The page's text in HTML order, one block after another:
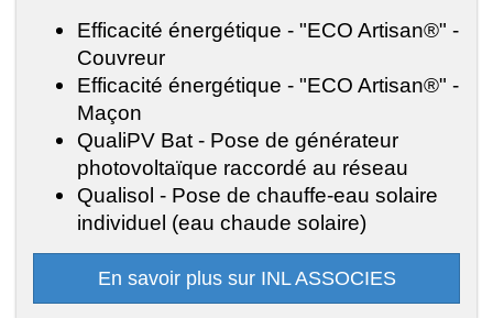
Efficacité énergétique - "ECO Artisan®" -
Couvreur
Efficacité énergétique - "ECO Artisan®" -
Maçon
QualiPV Bat - Pose de générateur
photovoltaïque raccordé au réseau
Qualisol - Pose de chauffe-eau solaire
individuel (eau chaude solaire)
En savoir plus sur INL ASSOCIES